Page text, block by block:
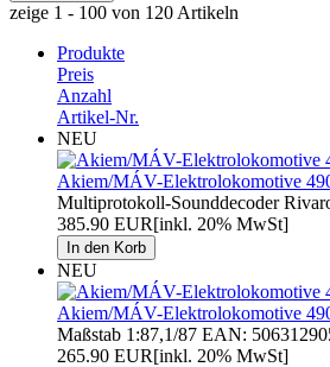
zeige 1 - 100 von 120 Artikeln
Produkte
Preis
Anzahl
Artikel-Nr.
NEU
Akiem/MÁV-Elektrolokomotive
Multiprotokoll-Sounddecoder
385.90 EUR[inkl. 20% MwSt]
NEU
Akiem/MÁV-Elektrolokomotive
Maßstab 1:87,1/87 EAN:
265.90 EUR[inkl. 20% MwSt]